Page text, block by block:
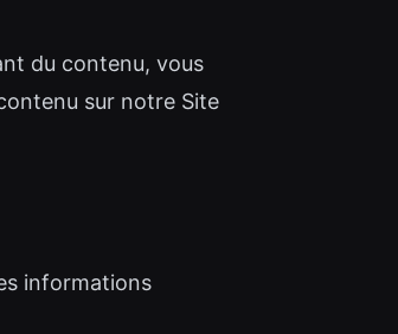
du contenu, vous
sur notre Site
informations